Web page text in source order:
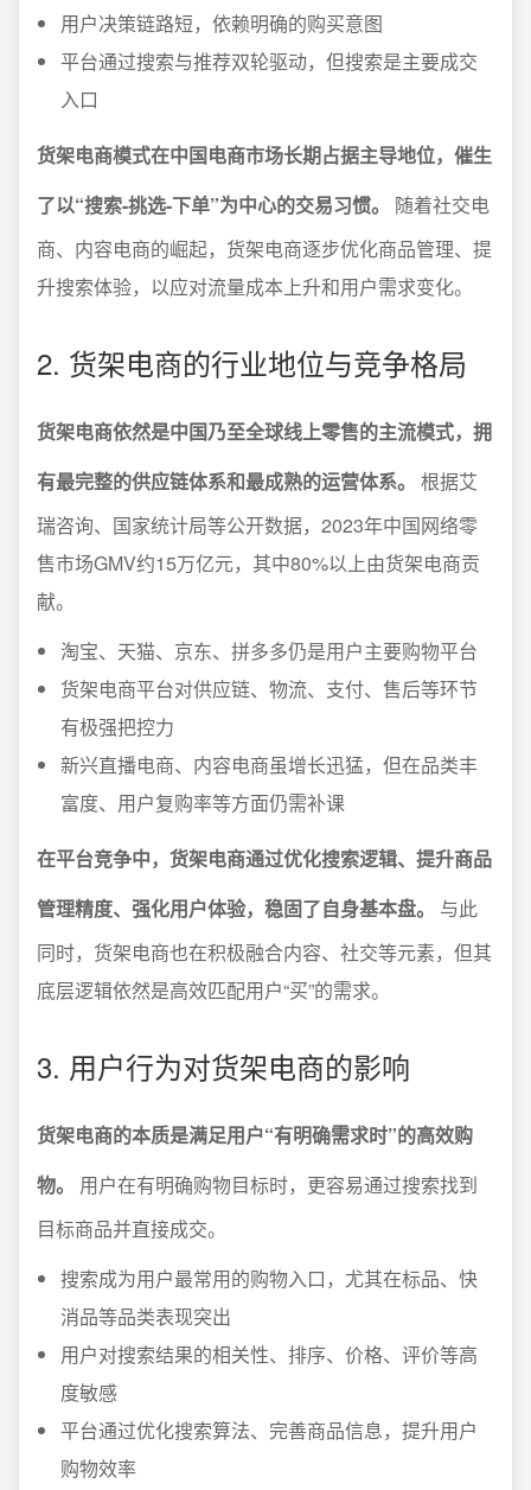
用户决策链路短，依赖明确的购买意图
平台通过搜索与推荐双轮驱动，但搜索是主要成交
入口
货架电商模式在中国电商市场长期占据主导地位，催生
了以“搜索-挑选-下单”为中心的交易习惯。
随着社交电
商、内容电商的崛起，货架电商逐步优化商品管理、提
升搜索体验，以应对流量成本上升和用户需求变化。
2. 货架电商的行业地位与竞争格局
货架电商依然是中国乃至全球线上零售的主流模式，拥
有最完整的供应链体系和最成熟的运营体系。
根据艾
瑞咨询、国家统计局等公开数据，2023年中国网络零
售市场GMV约15万亿元，其中80%以上由货架电商贡
献。
淘宝、天猫、京东、拼多多仍是用户主要购物平台
货架电商平台对供应链、物流、支付、售后等环节
有极强把控力
新兴直播电商、内容电商虽增长迅猛，但在品类丰
富度、用户复购率等方面仍需补课
在平台竞争中，货架电商通过优化搜索逻辑、提升商品
管理精度、强化用户体验，稳固了自身基本盘。
与此
同时，货架电商也在积极融合内容、社交等元素，但其
底层逻辑依然是高效匹配用户“买”的需求。
3. 用户行为对货架电商的影响
货架电商的本质是满足用户“有明确需求时”的高效购
物。
用户在有明确购物目标时，更容易通过搜索找到
目标商品并直接成交。
搜索成为用户最常用的购物入口，尤其在标品、快
消品等品类表现突出
用户对搜索结果的相关性、排序、价格、评价等高
度敏感
平台通过优化搜索算法、完善商品信息，提升用户
购物效率